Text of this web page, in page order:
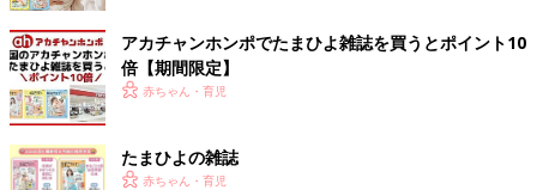
アカチャンホンポでたまひよ雑誌を買うとポイント10
倍【期間限定】
赤ちゃん・育児
たまひよの雑誌
赤ちゃん・育児